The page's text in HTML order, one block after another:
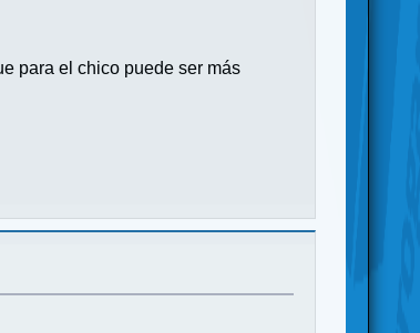
para el chico puede ser más